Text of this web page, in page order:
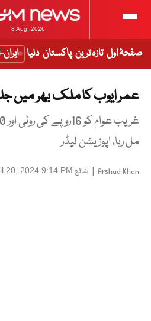
8 Aug, 2026
صفحۂ اول تازہ ترین پاکستان دنیا
عمر ایوب کا ملک بھر میں
مل رہا، اپوزیشن لیڈر
Arshad Khan
| شائع 20, 2024 9:14 PM